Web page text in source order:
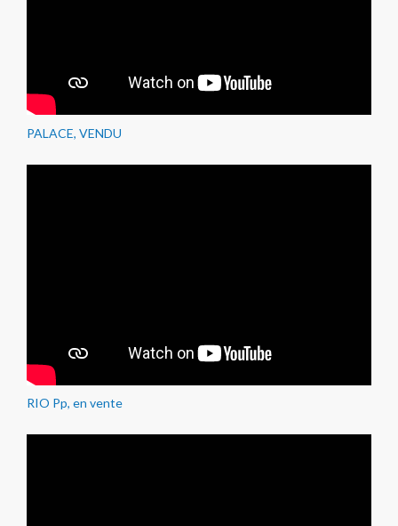
PALACE, VENDU
RIO Pp, en vente